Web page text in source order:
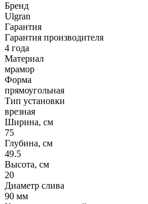
Бренд
Ulgran
Гарантия
Гарантия производителя
4 года
Материал
мрамор
Форма
прямоугольная
Тип установки
врезная
Ширина, см
75
Глубина, см
49.5
Высота, см
20
Диаметр слива
90 мм